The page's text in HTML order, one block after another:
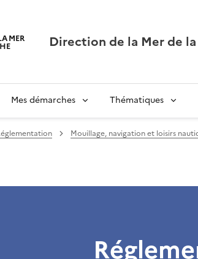
MER Direction de la Mer de
Mes démarches Thématiques
Mouillage, navigation et loisirs